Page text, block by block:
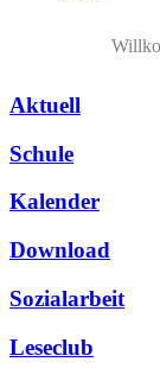
Aktuell
Schule
Kalender
Download
Sozialarbeit
Leseclub